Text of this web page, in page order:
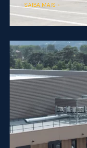
SAIBA MAIS +